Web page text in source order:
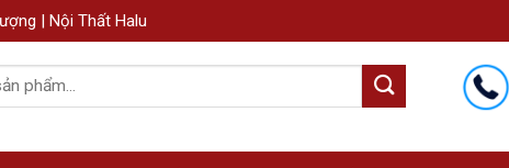
| Nội Thất Halu